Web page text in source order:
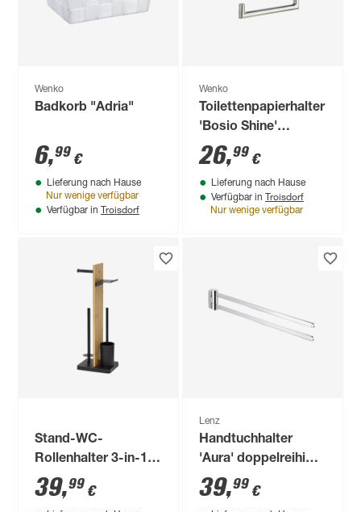
Wenko
Badkorb "Adria"
6,99 €
Lieferung nach Hause
Nur wenige verfügbar
Verfügbar in Troisdorf
Wenko
Toilettenpapierhalter
'Bosio Shine'
Edelstahl rostfrei,
glänzend
26,99 €
Lieferung nach Hause
Verfügbar in Troisdorf
Nur wenige verfügbar
Stand-WC-
Rollenhalter 3-in-1
Bambus/Metall
schwarz 25,5 x 18 x
39,99 €
Lenz
Handtuchhalter
'Aura' doppelreihig
verchromt 43 cm
39,99 €